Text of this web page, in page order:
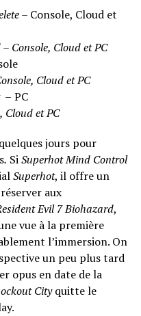
– Console, Cloud et
Console, Cloud et PC
Cloud et PC
– PC
Cloud et PC
jours pour
. SiSuperhot Mind Control
Superhot, il offre un
aux
Evil 7 Biohazard,
vue à la première
l’immersion. On
un peu plus tard
opus en date de la
Cityquitte le